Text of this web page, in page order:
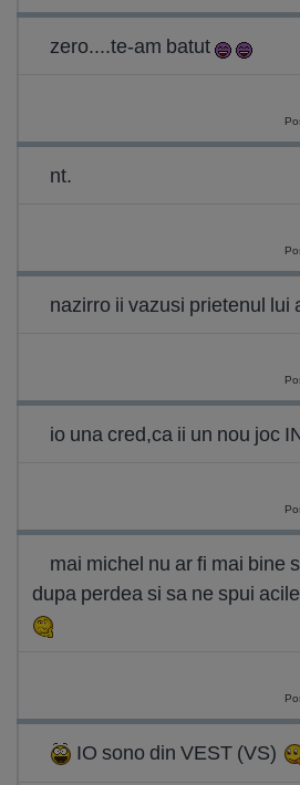
zero....te-am batut
nt.
nazirro ii vazusi prietenul lui
io una cred,ca ii un nou joc
mai michel nu ar fi mai bine
dupa perdea si sa ne spui
IO sono din VEST (VS)